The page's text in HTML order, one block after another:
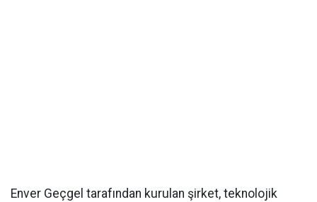
Enver Geçgel tarafından kurulan şirket, teknolojik